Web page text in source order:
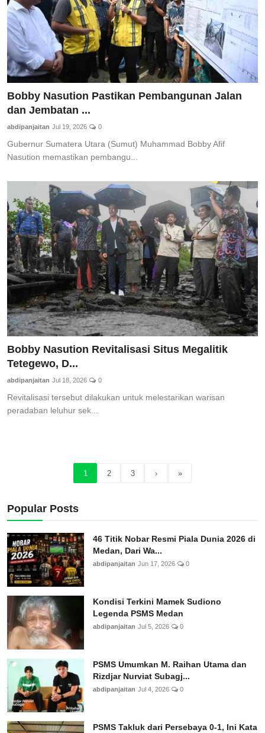
Bobby Nasution Pastikan Pembangunan Jalan
dan Jembatan ...
abdipanjaitan Jul 19, 2026 0
Gubernur Sumatera Utara (Sumut) Muhammad Bobby Afif
Nasution memastikan pembangu...
Bobby Nasution Revitalisasi Situs Megalitik
Tetegewo, D...
abdipanjaitan Jul 18, 2026 0
Revitalisasi tersebut dilakukan untuk melestarikan warisan
peradaban leluhur sek...
1 2 3 › »
Popular Posts
46 Titik Nobar Resmi Piala Dunia 2026 di
Medan, Dari Wa...
abdipanjaitan Jun 17, 2026 0
Kondisi Terkini Mamek Sudiono
Legenda PSMS Medan
abdipanjaitan Jul 5, 2026 0
PSMS Umumkan M. Raihan Utama dan
Rizdjar Nurviat Subagj...
abdipanjaitan Jul 4, 2026 0
PSMS Takluk dari Persebaya 0-1, Ini Kata